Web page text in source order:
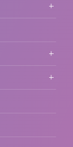
展示会・アワ
ムプロモーシ